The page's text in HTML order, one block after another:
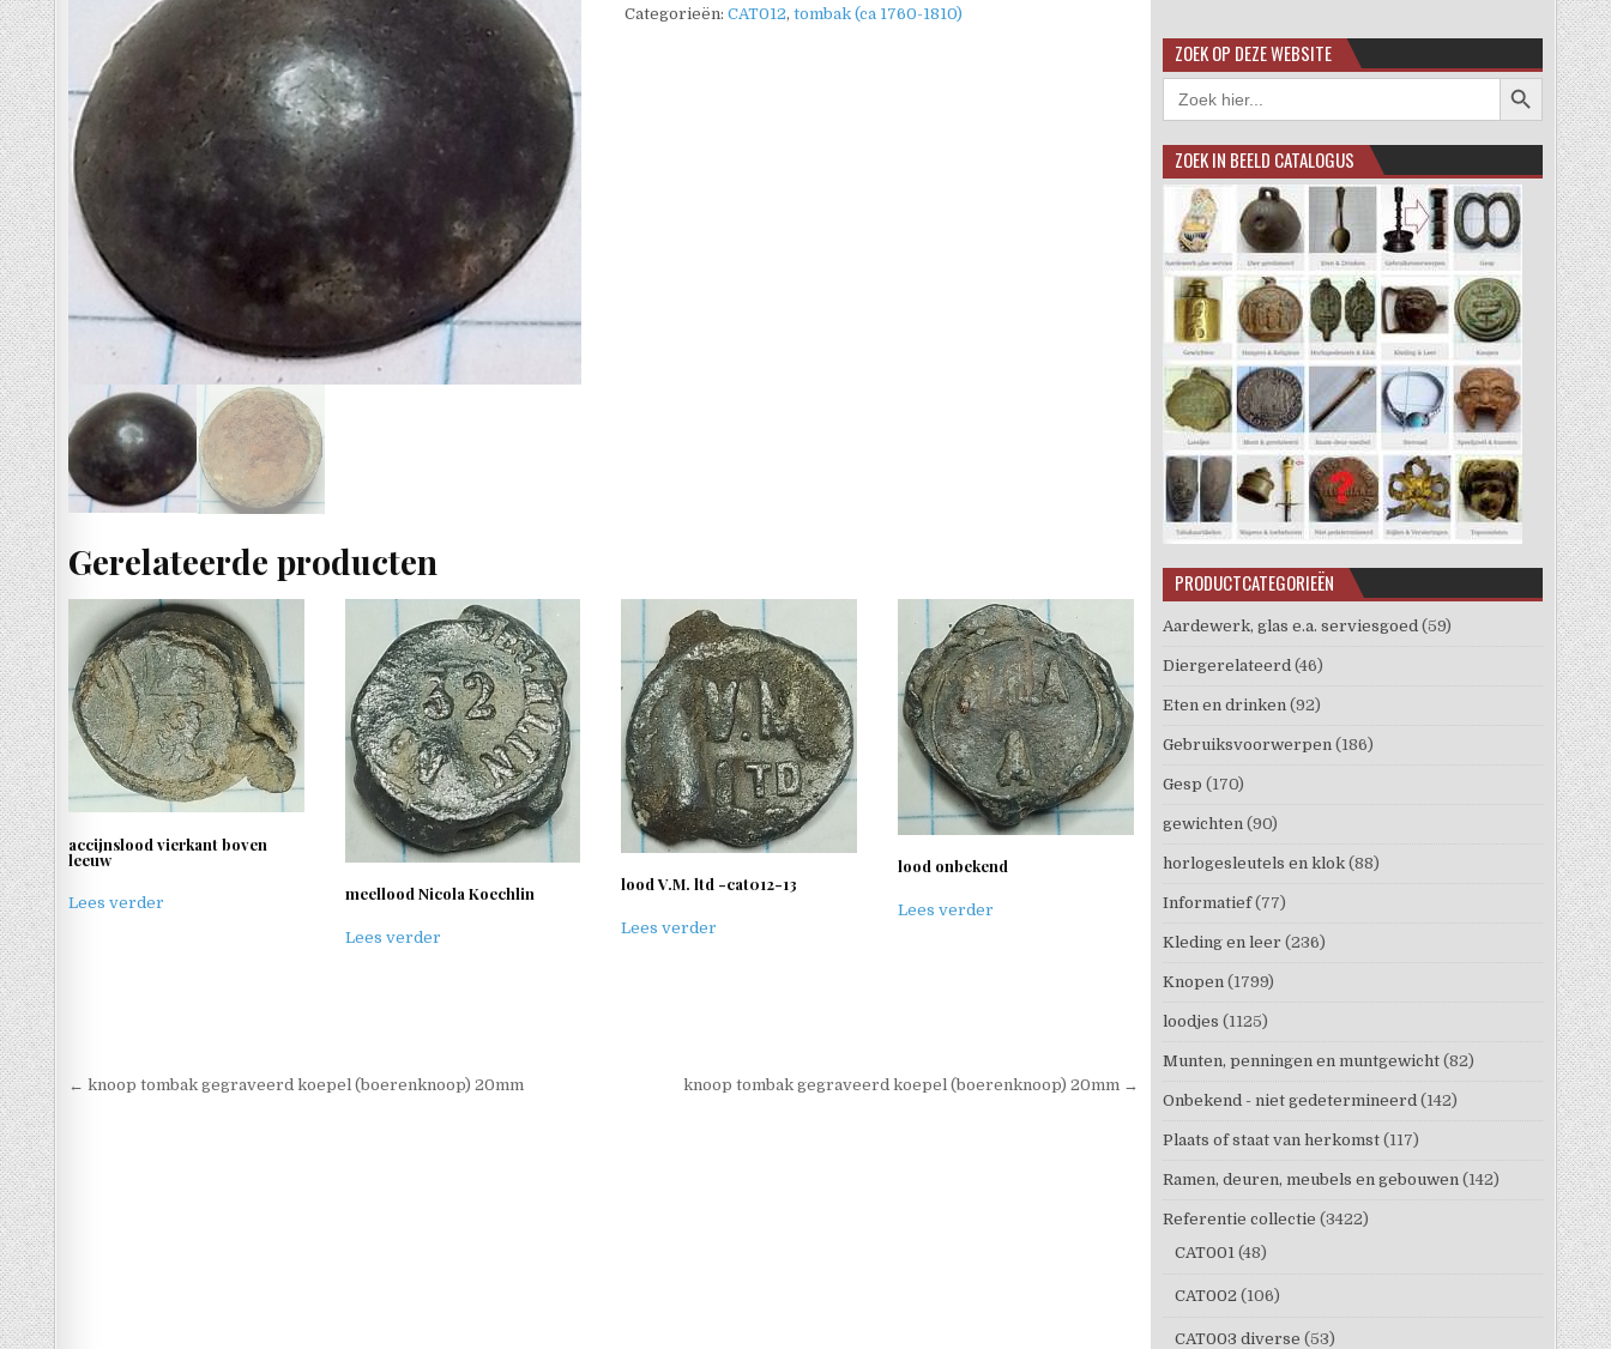
Categorieën:CAT012,tombak (ca 1760-1810)
Gerelateerde producten
accijnslood vierkant boven
leeuw
Lees verder meellood Nicola Koechlin
Lees verder
lood V.M. ltd -cat012-13
Lees verder
lood onbekend
Lees verder
Berichtnavigatie
← knoop tombak gegraveerd koepel (boerenknoop) 20mm knoop tombak gegraveerd koepel (boerenknoop) 20mm →
ZOEK OP DEZE WEBSITE
Zoek
naar:
Zoekknop
ZOEK IN BEELD CATALOGUS
PRODUCTCATEGORIEËN
Aardewerk, glas e.a. serviesgoed (59)
Diergerelateerd (46)
Eten en drinken (92)
Gebruiksvoorwerpen (186)
Gesp (170)
gewichten (90)
horlogesleutels en klok (88)
Informatief (77)
Kleding en leer (236)
Knopen (1799)
loodjes (1125)
Munten, penningen en muntgewicht (82)
Onbekend - niet gedetermineerd (142)
Plaats of staat van herkomst (117)
Ramen, deuren, meubels en gebouwen (142)
Referentie collectie (3422)
CAT001 (48)
CAT002 (106)
CAT003 diverse (53)